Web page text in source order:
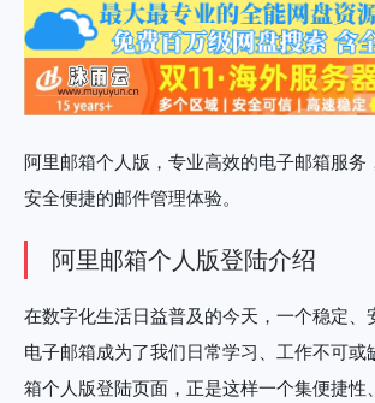
阿里邮箱个人版，专业高效的电子邮箱服务
安全便捷的邮件管理体验。
阿里邮箱个人版登陆介绍
在数字化生活日益普及的今天，一个稳定、
电子邮箱成为了我们日常学习、工作不可或
箱个人版登陆页面，正是这样一个集便捷性